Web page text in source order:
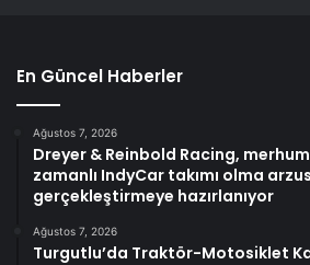
En Güncel Haberler
Ağustos 7, 2026
Dreyer & Reinbold Racing,
zamanlı IndyCar takımı olma
gerçekleştirmeye hazırlanıyor
Ağustos 7, 2026
Turgutlu’da Traktör-Motosiklet